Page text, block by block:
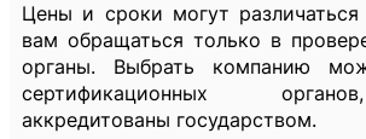
Цены и сроки могут
вам обращаться только в
органы. Выбрать компанию
сертификационных
аккредитованы государством.